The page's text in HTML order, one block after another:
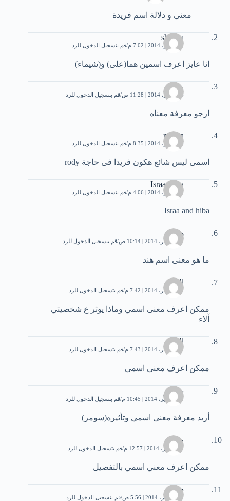
معنى و دلالة اسم فريدة
shimaa
2 سبتمبر، 2014 | 7:02 م قم بتسجيل الدخول للرد
انا عايز اعرف اسمين هما(على) و(شيماء)
وائل
6 سبتمبر، 2014 | 11:28 ص قم بتسجيل الدخول للرد
ارجو معرفة معناه
rodina
6 سبتمبر، 2014 | 8:35 م قم بتسجيل الدخول للرد
اسمى ليس شائع هكون فريدا فى حاجة rody
Israa Hiba
9 سبتمبر، 2014 | 4:06 م قم بتسجيل الدخول للرد
Israa and hiba
هند
14 سبتمبر، 2014 | 10:14 ص قم بتسجيل الدخول للرد
ما هو معنى اسم هند
الاء
15 سبتمبر، 2014 | 7:42 م قم بتسجيل الدخول للرد
ممكن اعرف معنى اسمي وماذا يوثر ع شخصيتي
آلاء
الاء
15 سبتمبر، 2014 | 7:43 م قم بتسجيل الدخول للرد
ممكن اعرف معنى اسمي
سومر
19 سبتمبر، 2014 | 10:45 م قم بتسجيل الدخول للرد
أريد معرفة معنى اسمي وتأثيره(سومر)
حواء
11 أكتوبر، 2014 | 12:57 م قم بتسجيل الدخول للرد
ممكن اعرف معني اسمي بالتفصيل
دنيا
11 نوفمبر، 2014 | 5:56 ص قم بتسجيل الدخول للرد